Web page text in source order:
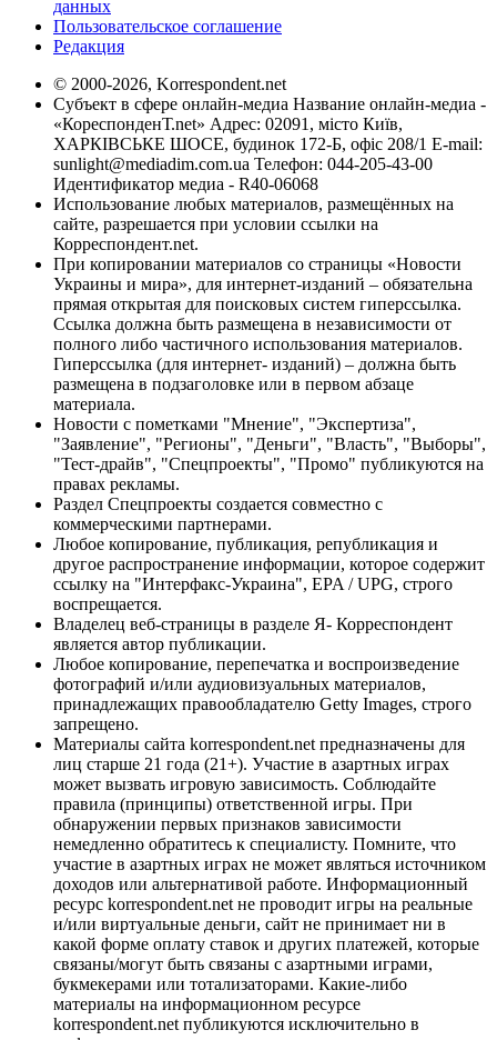
данных
Пользовательское соглашение
Редакция
© 2000-2026, Korrespondent.net
Субъект в сфере онлайн-медиа Название онлайн-медиа -
«КореспонденТ.net» Адрес: 02091, місто Київ,
ХАРКІВСЬКЕ ШОСЕ, будинок 172-Б, офіс 208/1 E-mail:
sunlight@mediadim.com.ua Телефон: 044-205-43-00
Идентификатор медиа - R40-06068
Использование любых материалов, размещённых на
сайте, разрешается при условии ссылки на
Корреспондент.net.
При копировании материалов со страницы «Новости
Украины и мира», для интернет-изданий – обязательна
прямая открытая для поисковых систем гиперссылка.
Ссылка должна быть размещена в независимости от
полного либо частичного использования материалов.
Гиперссылка (для интернет- изданий) – должна быть
размещена в подзаголовке или в первом абзаце
материала.
Новости с пометками "Мнение", "Экспертиза",
"Заявление", "Регионы", "Деньги", "Власть", "Выборы",
"Тест-драйв", "Спецпроекты", "Промо" публикуются на
правах рекламы.
Раздел Спецпроекты создается совместно с
коммерческими партнерами.
Любое копирование, публикация, републикация и
другое распространение информации, которое содержит
ссылку на "Интерфакс-Украина", EPA / UPG, строго
воспрещается.
Владелец веб-страницы в разделе Я- Корреспондент
является автор публикации.
Любое копирование, перепечатка и воспроизведение
фотографий и/или аудиовизуальных материалов,
принадлежащих правообладателю Getty Images, строго
запрещено.
Материалы сайта korrespondent.net предназначены для
лиц старше 21 года (21+). Участие в азартных играх
может вызвать игровую зависимость. Соблюдайте
правила (принципы) ответственной игры. При
обнаружении первых признаков зависимости
немедленно обратитесь к специалисту. Помните, что
участие в азартных играх не может являться источником
доходов или альтернативой работе. Информационный
ресурс korrespondent.net не проводит игры на реальные
и/или виртуальные деньги, сайт не принимает ни в
какой форме оплату ставок и других платежей, которые
связаны/могут быть связаны с азартными играми,
букмекерами или тотализаторами. Какие-либо
материалы на информационном ресурсе
korrespondent.net публикуются исключительно в